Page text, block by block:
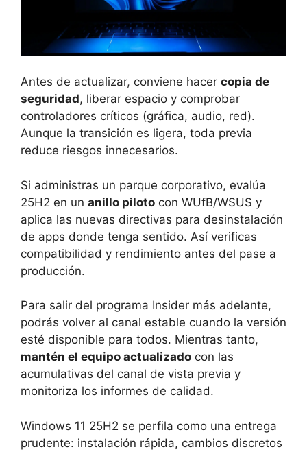
Antes de actualizar, conviene hacer copia de
seguridad, liberar espacio y comprobar
controladores críticos (gráfica, audio, red).
Aunque la transición es ligera, toda previa
reduce riesgos innecesarios.
Si administras un parque corporativo, evalúa
25H2 en un anillo piloto con WUfB/WSUS y
aplica las nuevas directivas para desinstalación
de apps donde tenga sentido. Así verificas
compatibilidad y rendimiento antes del pase a
producción.
Para salir del programa Insider más adelante,
podrás volver al canal estable cuando la versión
esté disponible para todos. Mientras tanto,
mantén el equipo actualizado con las
acumulativas del canal de vista previa y
monitoriza los informes de calidad.
Windows 11 25H2 se perfila como una entrega
prudente: instalación rápida, cambios discretos